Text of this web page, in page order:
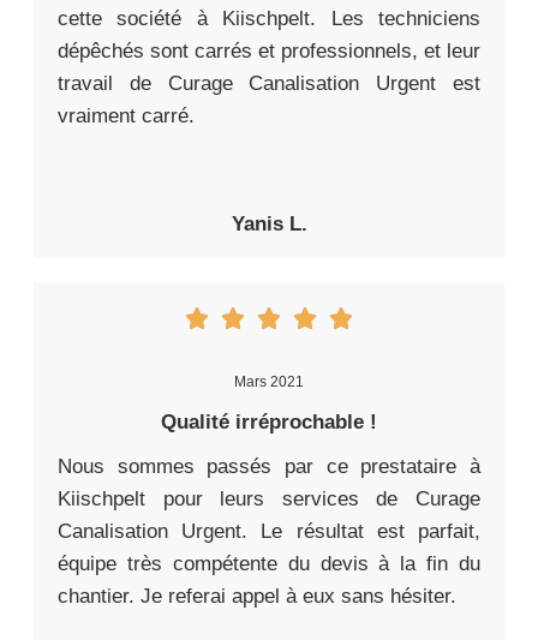
cette société à Kiischpelt. Les techniciens
dépêchés sont carrés et professionnels, et leur
travail de Curage Canalisation Urgent est
vraiment carré.
Yanis L.
Mars 2021
Qualité irréprochable !
Nous sommes passés par ce prestataire à
Kiischpelt pour leurs services de Curage
Canalisation Urgent. Le résultat est parfait,
équipe très compétente du devis à la fin du
chantier. Je referai appel à eux sans hésiter.